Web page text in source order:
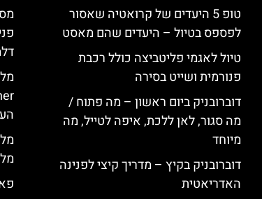
טופ 5 היעדים של קרואטיה שאסור
לפספס בטיול – היעדים שהם מאסט
טיול לאגמי פליטביצה כולל רכבת
פנורמית ושייט בסירה
דוברובניק ביום ראשון – מה פתוח /
מה סגור, לאן ללכת, איפה לטייל, מה
מיוחד
דוברובניק בקיץ – מדריך קיצי לפנינה
האדריאטית